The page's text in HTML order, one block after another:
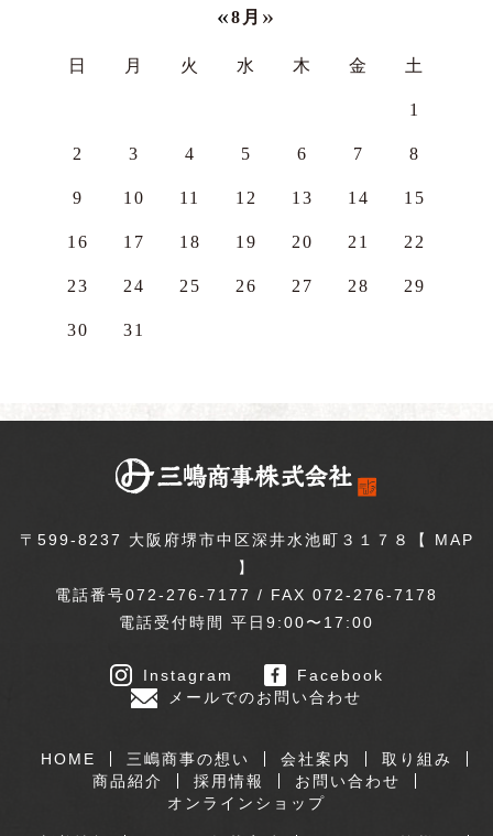
«8月 »
日 月 火 水 木 金 土
1
2 3 4 5 6 7 8
9 10 11 12 13 14 15
16 17 18 19 20 21 22
23 24 25 26 27 28 29
30 31
〒599-8237 大阪府堺市中区深井水池町３１７８【 MAP
】
電話番号072-276-7177 / FAX 072-276-7178
電話受付時間 平日9:00〜17:00
Instagram
Facebook
メールでのお問い合わせ
HOME 三嶋商事の想い 会社案内
取り組み
商品紹介
採用情報
お問い合わせ
オンラインショップ